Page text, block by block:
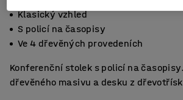
Klasický vzhled
S policí na časopisy
Ve 4 dřevěných provedeních
Konferenční stolek s policí na
dřevěného masivu a desku z